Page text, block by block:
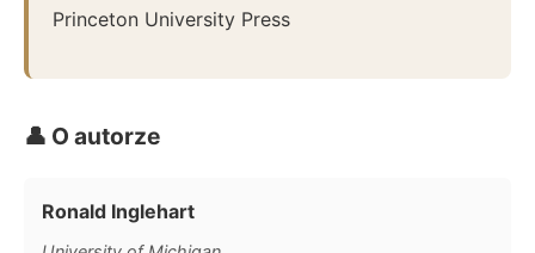
Princeton University Press
👤 O autorze
Ronald Inglehart